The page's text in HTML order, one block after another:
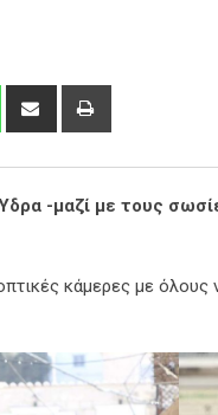
WhatsappShare
-μαζί με τους
κάμερες με